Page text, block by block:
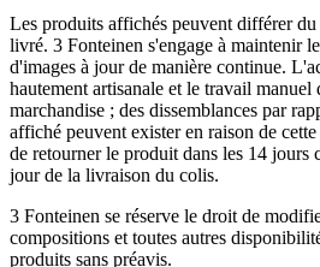
Les produits affichés peuvent différer
livré. 3 Fonteinen s'engage à maintenir
d'images à jour de manière continue.
hautement artisanale et le travail
marchandise ; des dissemblances par
affiché peuvent exister en raison de
de retourner le produit dans les 14 jours
jour de la livraison du colis.
3 Fonteinen se réserve le droit de
compositions et toutes autres
produits sans préavis.